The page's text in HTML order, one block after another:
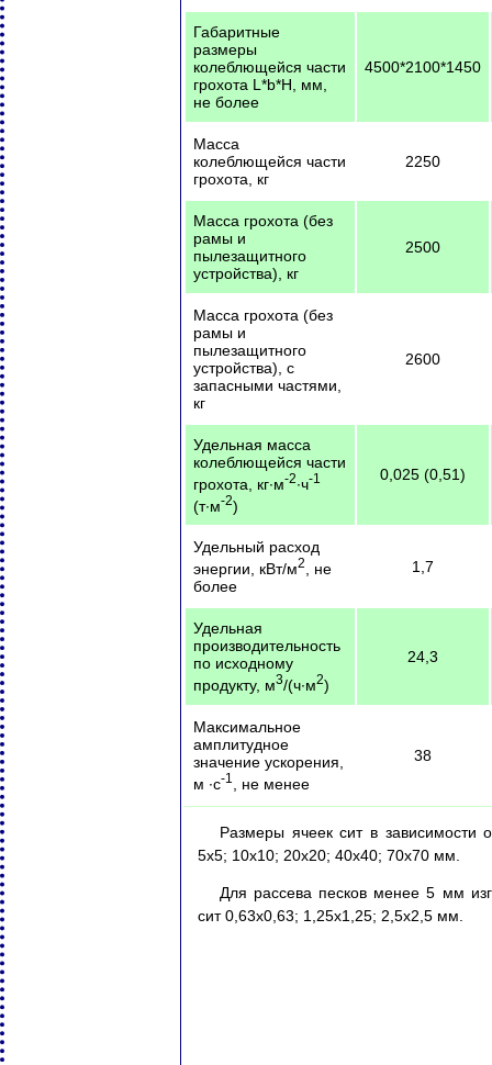
Габаритные
размеры
колеблющейся части
грохота L*b*H, мм,
не более
4500*2100*1450
Масса
колеблющейся части
грохота, кг
2250
Масса грохота (без
рамы и
пылезащитного
устройства), кг
2500
Масса грохота (без
рамы и
пылезащитного
устройства), с
запасными частями,
кг
2600
Удельная масса
колеблющейся части
грохота, кг·м-2·ч-1
(т·м-2)
0,025 (0,51)
Удельный расход
энергии, кВт/м2
, не
более
1,7
Удельная
производительность
по исходному
продукту, м3/(ч·м2)
24,3
Максимальное
амплитудное
значение ускорения,
м ·с-1 , не менее
38
Размеры ячеек сит в зависимости
5х5; 10х10; 20х20; 40х40; 70х70 мм.
Для рассева песков менее 5 мм
сит 0,63х0,63; 1,25х1,25; 2,5х2,5 мм.